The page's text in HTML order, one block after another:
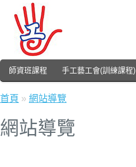
師資班課程 手工藝工會(訓練課程)
首頁 » 網站導覽
網站導覽